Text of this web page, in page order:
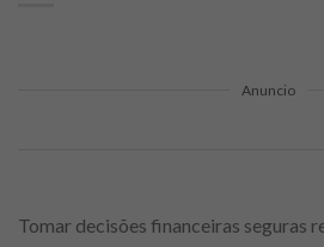
Anuncio
Tomar decisões financeiras seguras